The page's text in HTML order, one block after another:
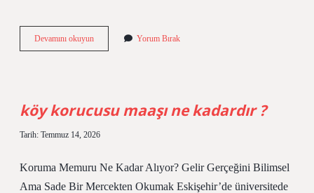
Devamını okuyunköy
korucusu
Yorum Bırak
köy korucusu maaşı ne kadardır ?
Tarih: Temmuz 14, 2026
Koruma Memuru Ne Kadar Alıyor? Gelir Gerçeğini Bilimsel
Ama Sade Bir Mercekten Okumak Eskişehir’de üniversitede